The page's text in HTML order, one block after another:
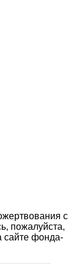
с
пожалуйста,
сайте фонда-